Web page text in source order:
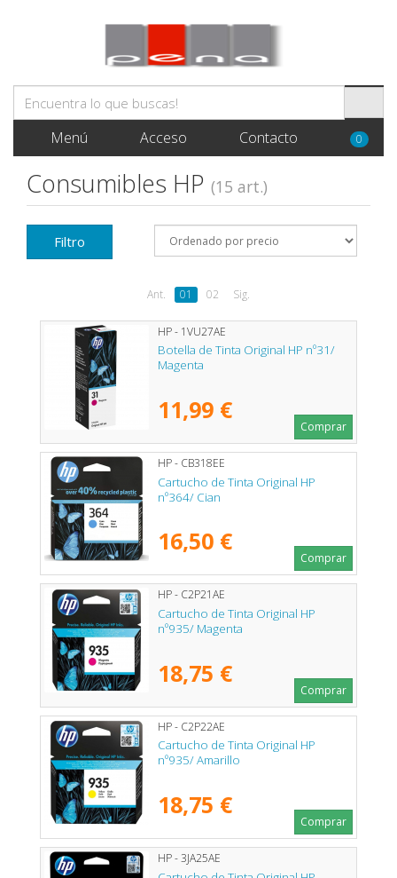
Menú Acceso Contacto 0
Consumibles HP (15 art.)
Filtro
Ant. 01 02 Sig.
HP - 1VU27AE
Botella de Tinta Original HP nº31/
Magenta
11,99 €
Comprar
HP - CB318EE
Cartucho de Tinta Original HP
nº364/ Cian
16,50 €
Comprar
HP - C2P21AE
Cartucho de Tinta Original HP
nº935/ Magenta
18,75 €
Comprar
HP - C2P22AE
Cartucho de Tinta Original HP
nº935/ Amarillo
18,75 €
Comprar
HP - 3JA25AE